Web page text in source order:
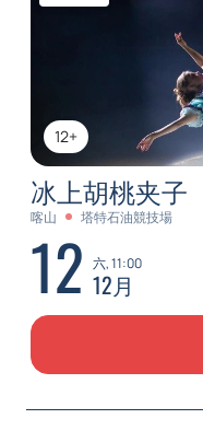
12+
冰上胡桃夹子
喀山 塔特石油競技場
12 六, 11:00
12月